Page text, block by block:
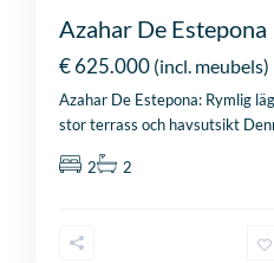
Azahar De Estepona
€ 625.000 (incl. meubels)
Azahar De Estepona: Rymlig
stor terrass och havsutsikt
2 2